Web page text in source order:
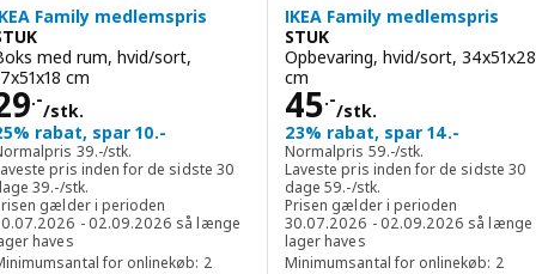
Family medlemspris
med rum, hvid/sort,
cm
.-
/stk.
29.-/stk.
rabat, spar 10.-
39.-/stk.
Normalpris 39.-/stk.
pris inden for de sidste 30
39.-/stk.
Laveste pris inden for de sidste 30 dage 39.-/stk.
gælder i perioden
- 02.09.2026 så længe
haves
for onlinekøb: 2
IKEA Family medlemspris
STUK
Opbevaring, hvid/sort, 34x51x28
cm
45.-
/stk.
Pris 45.-/stk.
23% rabat, spar 14.-
Normalpris 59.-/stk.
Normalpris 59.-/stk.
Laveste pris inden for de sidste 30
dage59.-/stk.
Laveste pris inden for de
Prisen gælder i perioden
30.07.2026 - 02.09.2026 så længe
lager haves
Minimumsantal for onlinekøb: 2